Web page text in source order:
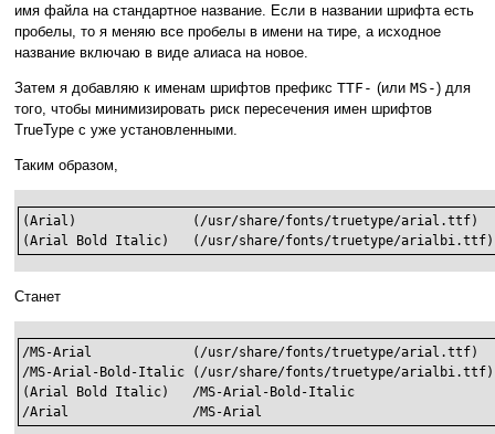
имя файла на стандартное название. Если в названии шрифта есть
пробелы, то я меняю все пробелы в имени на тире, а исходное
название включаю в виде алиаса на новое.
Затем я добавляю к именам шрифтов префикс TTF- (или MS-) для
того, чтобы минимизировать риск пересечения имен шрифтов
TrueType с уже установленными.
Таким образом,
(Arial)               (/usr/share/fonts/truetype/arial.ttf)
(Arial Bold Italic)   (/usr/share/fonts/truetype/
Станет
/MS-Arial             (/usr/share/fonts/truetype/arial.ttf)
/MS-Arial-Bold-Italic (/usr/share/fonts/truetype/
(Arial Bold Italic)   /MS-Arial-Bold-Italic
/Arial                /MS-Arial